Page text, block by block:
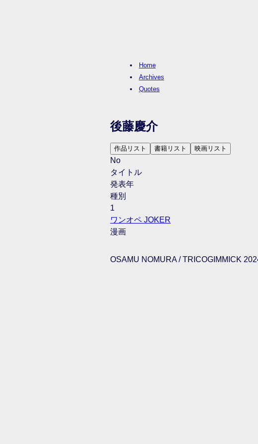
Home
Archives
Quotes
後藤慶介
作品リスト 書籍リスト 映画リスト
No
タイトル
発表年
種別
1
ワンオペ JOKER
漫画
OSAMU NOMURA / TRICOGIMMICK